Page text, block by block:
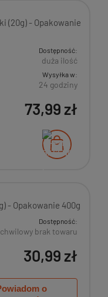
(20g) - Opakowanie
Dostępność:
duża ilość
Wysyłka w:
24 godziny
73,99 zł
- Opakowanie 400g
Dostępność:
chwilowy brak towaru
30,99 zł
o